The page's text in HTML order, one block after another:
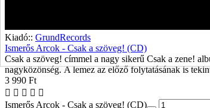
Kiadó:: GrundRecords
Ismerős Arcok - Csak a szöveg! (CD)
Csak a szöveg! címmel a nagy sikerű Csak a zene!
nagyközönség. A lemez az előző folytatásának is
3 990 Ft
Ismerős Arcok - Csak a szöveg! (CD)